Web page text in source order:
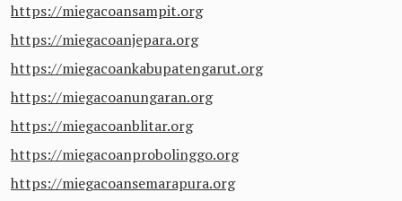
https://miegacoansampit.org
https://miegacoanjepara.org
https://miegacoankabupatengarut.org
https://miegacoanungaran.org
https://miegacoanblitar.org
https://miegacoanprobolinggo.org
https://miegacoansemarapura.org